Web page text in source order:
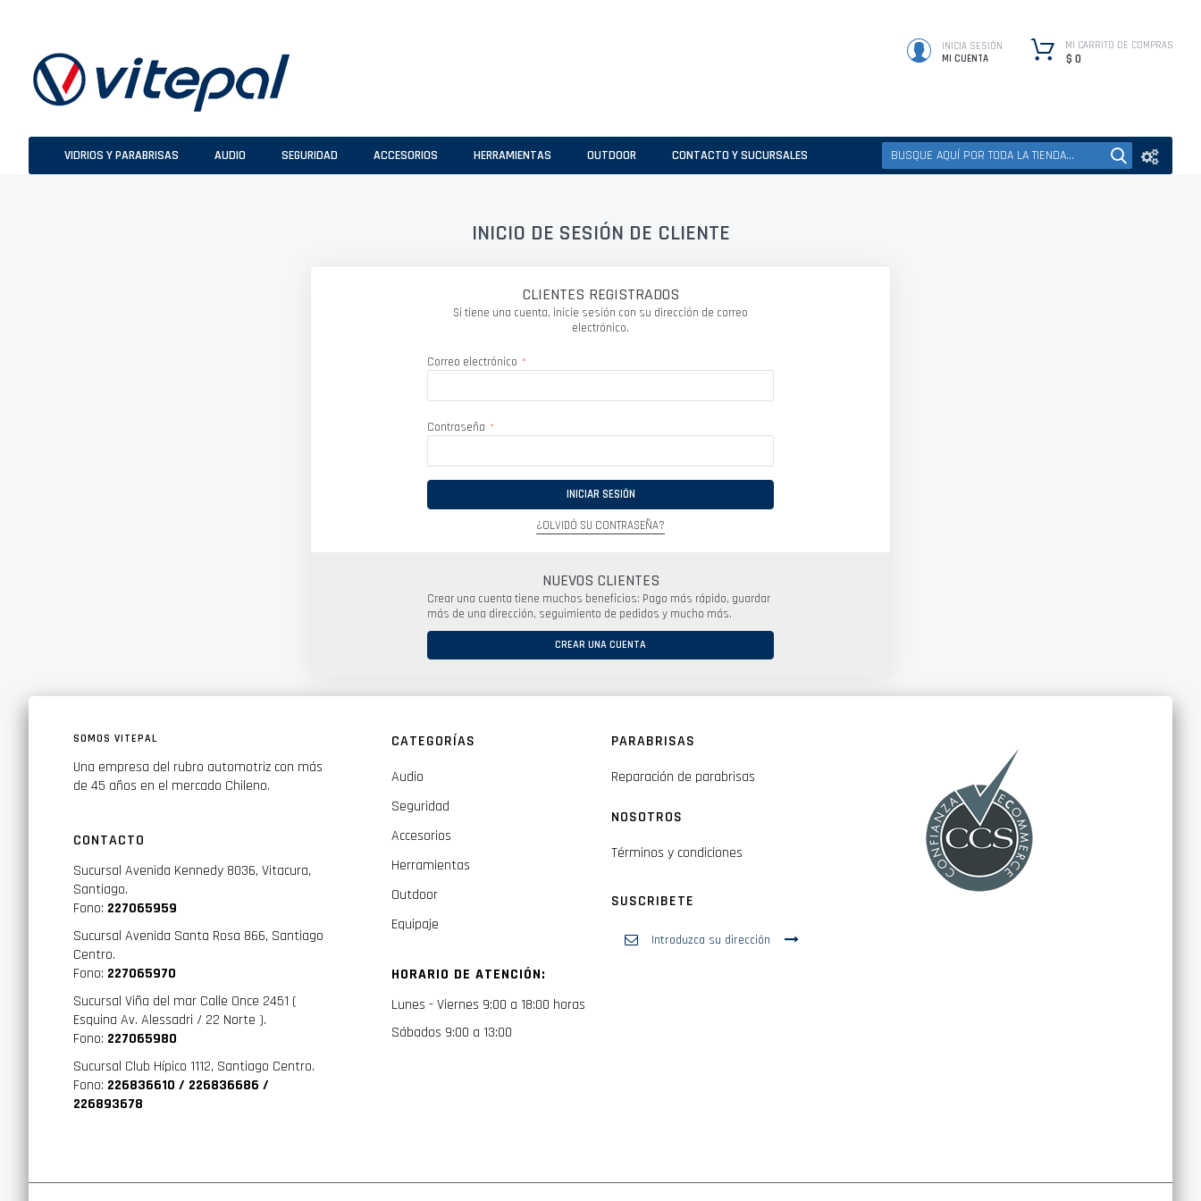
INICIA SESIÓN
MI CUENTA
MI CARRITO DE COMPRAS
$ 0
VIDRIOS Y PARABRISAS AUDIO SEGURIDAD ACCESORIOS HERRAMIENTAS OUTDOOR CONTACTO Y SUCURSALES
INICIO DE SESIÓN DE CLIENTE
CLIENTES REGISTRADOS
Si tiene una cuenta, inicie sesión con su dirección de correo
electrónico.
Correo electrónico
Contraseña
INICIAR SESIÓN
¿OLVIDÓ SU CONTRASEÑA?
NUEVOS CLIENTES
Crear una cuenta tiene muchos beneficios: Pago más rápido, guardar
más de una dirección, seguimiento de pedidos y mucho más.
CREAR UNA CUENTA
SOMOS VITEPAL
Una empresa del rubro automotriz con más
de 45 años en el mercado Chileno.
CONTACTO
Sucursal Avenida Kennedy 8036, Vitacura,
Santiago.
Fono: 227065959
Sucursal Avenida Santa Rosa 866, Santiago
Centro.
Fono: 227065970
Sucursal Viña del mar Calle Once 2451 (
Esquina Av. Alessadri / 22 Norte ).
Fono: 227065980
Sucursal Club Hípico 1112, Santiago Centro.
Fono: 226836610 / 226836686 /
226893678
CATEGORÍAS
Audio
Seguridad
Accesorios
Herramientas
Outdoor
Equipaje
HORARIO DE ATENCIÓN:
Lunes - Viernes 9:00 a 18:00 horas
Sábados 9:00 a 13:00
PARABRISAS
Reparación de parabrisas
NOSOTROS
Términos y condiciones
SUSCRIBETE